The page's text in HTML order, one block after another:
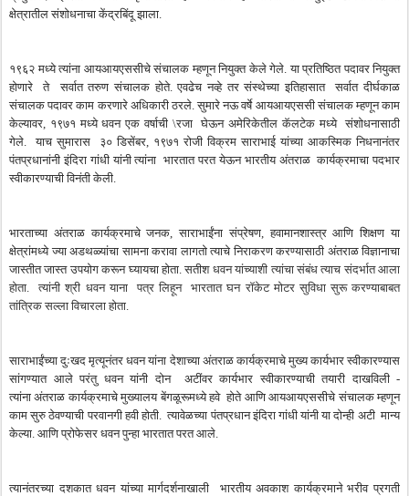
क्षेत्रातील संशोधनाचा केंद्रबिंदू झाला
१९६२ मध्ये त्यांना आयआयएससीचे संचालक म्हणून नियुक्त केले गेले या प्रतिष्ठित पदावर नियुक्त
होणारे
ते सर्वात तरुण संचालक होते.एवढेच नव्हे तर संस्थेच्या इतिहासात सर्वात दीर्घकाळ
संचालक पदावर काम करणारे अधिकारी ठरले.सुमारे नऊ वर्षे आयआयएससी संचालक म्हणून काम
केल्यावर १९७१ मध्ये धवन एक वर्षाची\रजा घेऊन अमेरिकेतील कॅलटेक मध्ये
संशोधनासाठी
गेले
याच सुमारास ३० डिसेंबर १९७१ रोजी विक्रम साराभाई यांच्या आकस्मिक निधनानंतर
पंतप्रधानांनी इंदिरा गांधी यांनी त्यांना भारतात परत येऊन भारतीय अंतराळ कार्यक्रमाचा पदभार
स्वीकारण्याची विनंती केली
भारताच्या अंतराळ कार्यक्रमाचे जनक ,साराभाईंना संप्रेषण,हवामानशास्त्र आणि शिक्षण या
क्षेत्रांमध्ये ज्या अडथळ्यांचा सामना करावा लागतो त्याचे निराकरण करण्यासाठी अंतराळ विज्ञानाचा
जास्तीत जास्त उपयोग करून घ्यायचा होता.सतीश धवन यांच्याशी त्यांचा संबंध त्याच संदर्भात आला
होता .त्यांनी श्री धवन याना पत्र लिहून भारतात घन रॉकेट मोटर सुविधा सुरू करण्याबाबत
तांत्रिक सल्ला विचारला होता
साराभाईंच्या दुःखद मृत्यूनंतर धवन यांना देशाच्या अंतराळ कार्यक्रमाचे मुख्य कार्यभार स्वीकारण्यास
सांगण्यात आले परंतु धवन यांनी दोन अटींवर कार्यभार स्वीकारण्याची तयारी दाखविली-
त्यांना अंतराळ कार्यक्रमाचे मुख्यालय बेंगळूरूमध्ये हवे होते आणि आयआयएससीचे संचालक म्हणून
काम सुरु ठेवण्याची परवानगी हवी होती.त्यावेळच्या पंतप्रधान इंदिरा गांधी यांनी या दोन्ही अटी मान्य
केल्या आणि प्रोफेसर धवन पुन्हा भारतात परत आले
त्यानंतरच्या दशकात धवन यांच्या मार्गदर्शनाखाली भारतीय अवकाश कार्यक्रमाने भरीव प्रगती